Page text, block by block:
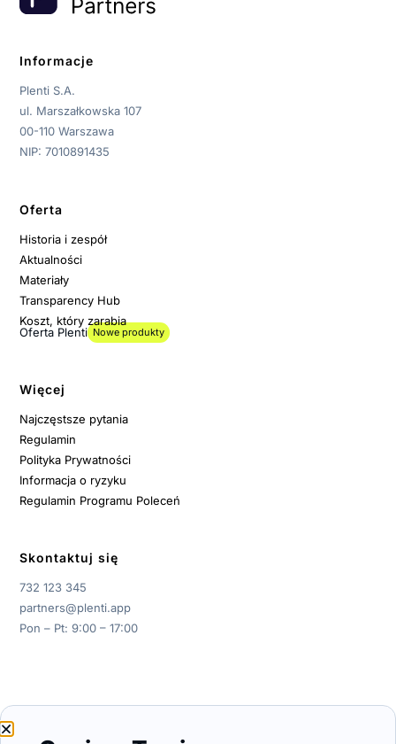
Informacje
Plenti S.A.
ul. Marszałkowska 107
00-110 Warszawa
NIP: 7010891435
Oferta
Historia i zespół
Aktualności
Materiały
Transparency Hub
Koszt, który zarabia
Oferta Plenti Nowe produkty
Więcej
Najczęstsze pytania
Regulamin
Polityka Prywatności
Informacja o ryzyku
Regulamin Programu Poleceń
Skontaktuj się
732 123 345
partners@plenti.app
Pon – Pt: 9:00 – 17:00
© 2026 Plenti S.A.
Panel programu: